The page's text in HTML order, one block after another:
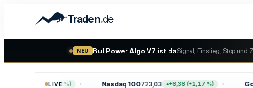
Traden.de
NEU BullPower Algo V7 ist daSignal, Einstieg, Stop und
LIVE
+47,68 (+0,62 %) Nasdaq 100723,03 +8,38 (+1,17 %) Gold